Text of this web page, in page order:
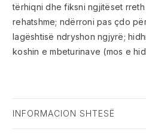
tërhiqni dhe fiksni ngjitëset
rehatshme; ndërroni pas çdo
lagështisë ndryshon ngjyrë;
koshin e mbeturinave (mos e
INFORMACION SHTESË